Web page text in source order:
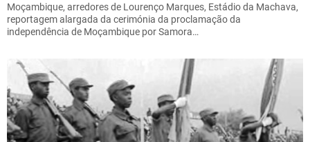
Moçambique, arredores de Lourenço Marques, Estádio da Machava,
reportagem alargada da cerimónia da proclamação da
independência de Moçambique por Samora…